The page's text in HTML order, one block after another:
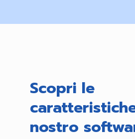
Scopri le
nostro